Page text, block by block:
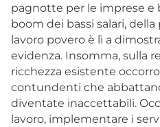
pagnotte per le imprese e
boom dei bassi salari,
lavoro povero è lì a
evidenza. Insomma, sulla
ricchezza esistente
contundenti che
diventate inaccettabili.
lavoro, implementare i